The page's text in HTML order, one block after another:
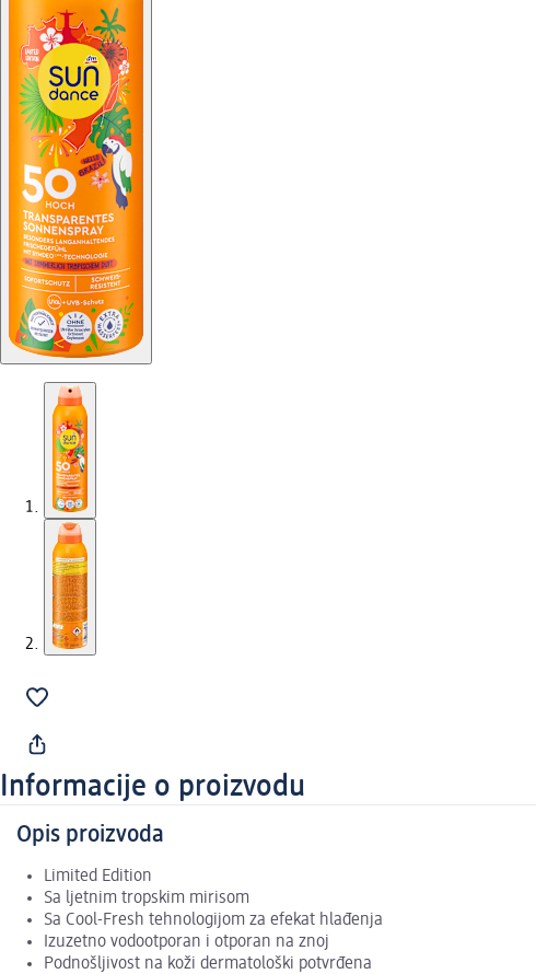
Informacije o proizvodu
Opis proizvoda
Limited Edition
Sa ljetnim tropskim mirisom
Sa Cool-Fresh tehnologijom za efekat hlađenja
Izuzetno vodootporan i otporan na znoj
Podnošljivost na koži dermatološki potvrđena